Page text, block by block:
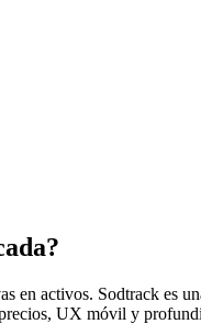
en activos. Sodtrack es
UX móvil y